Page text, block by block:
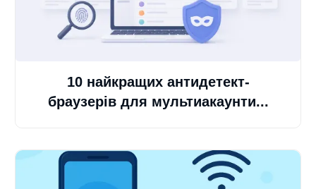
10 найкращих антидетект-
браузерів для мультиакаунти...